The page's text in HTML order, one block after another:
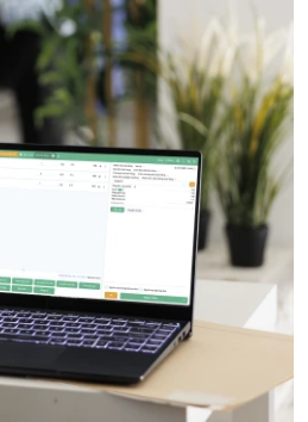
thoát, không biết tồn – hết
hay lỗ khi báo cáo quá phức
cho hộ kinh doanh theo thông
Giá Chi Tiết & 5 Bí Kíp Ăn